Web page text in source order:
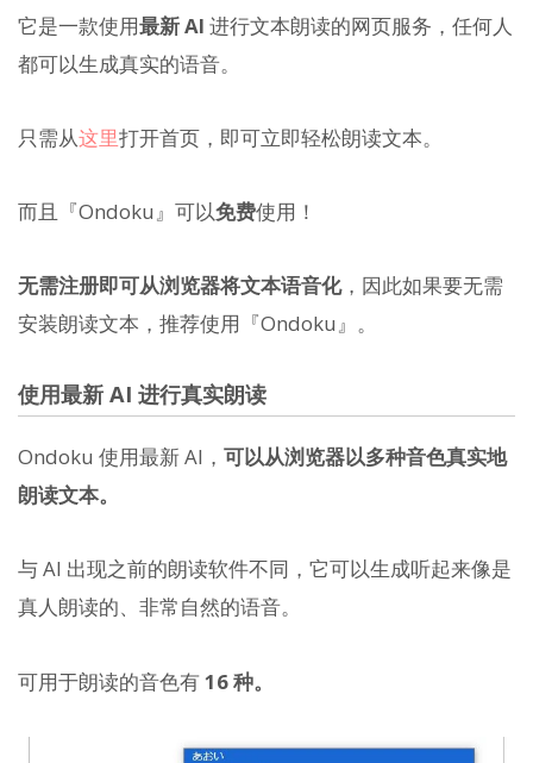
它是一款使用最新 AI 进行文本朗读的网页服务，任何人
都可以生成真实的语音。
只需从这里打开首页，即可立即轻松朗读文本。
而且『Ondoku』可以免费使用！
无需注册即可从浏览器将文本语音化，因此如果要无需
安装朗读文本，推荐使用『Ondoku』。
使用最新 AI 进行真实朗读
Ondoku 使用最新 AI， 可以从浏览器以多种音色真实地
朗读文本。
与 AI 出现之前的朗读软件不同，它可以生成听起来像是
真人朗读的、非常自然的语音。
可用于朗读的音色有16 种。